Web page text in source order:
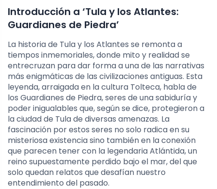
Introducción a ‘Tula y los Atlantes:
Guardianes de Piedra’
La historia de Tula y los Atlantes se remonta a
tiempos inmemoriales, donde mito y realidad se
entrecruzan para dar forma a una de las narrativas
más enigmáticas de las civilizaciones antiguas. Esta
leyenda, arraigada en la cultura Tolteca, habla de
los Guardianes de Piedra, seres de una sabiduría y
poder inigualables que, según se dice, protegieron a
la ciudad de Tula de diversas amenazas. La
fascinación por estos seres no solo radica en su
misteriosa existencia sino también en la conexión
que parecen tener con la legendaria Atlántida, un
reino supuestamente perdido bajo el mar, del que
solo quedan relatos que desafían nuestro
entendimiento del pasado.